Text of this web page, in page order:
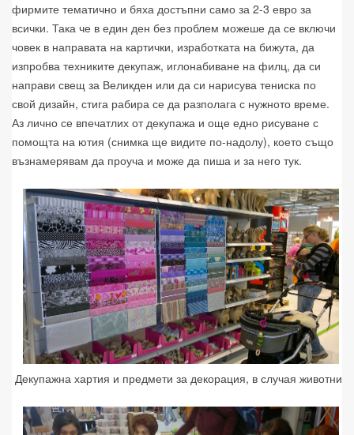
фирмите тематично и бяха достъпни само за 2-3 евро за
всички. Така че в един ден без проблем можеше да се включи
човек в направата на картички, изработката на бижута, да
изпробва техниките декупаж, иглонабиване на филц, да си
направи свещ за Великден или да си нарисува тениска по
свой дизайн, стига рабира се да разполага с нужното време.
Аз лично се впечатлих от декупажа и още едно рисуване с
помощта на ютия (снимка ще видите по-надолу), което също
възнамерявам да проуча и може да пиша и за него тук.
Декупажна хартия и предмети за декорация, в случая животни